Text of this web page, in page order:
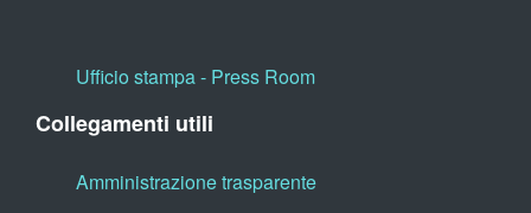
Ufficio stampa - Press Room
Collegamenti utili
Amministrazione trasparente